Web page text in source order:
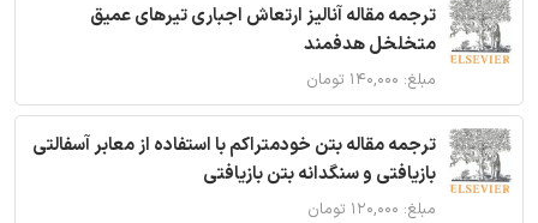
ترجمه مقاله آنالیز ارتعاش اجباری تیرهای عمیق
متخلخل هدفمند
مبلغ: ۱۴۰,۰۰۰ تومان
ترجمه مقاله بتن خودمتراکم با استفاده از معابر آسفالتی
بازیافتی و سنگدانه بتن بازیافتی
مبلغ: ۱۲۰,۰۰۰ تومان